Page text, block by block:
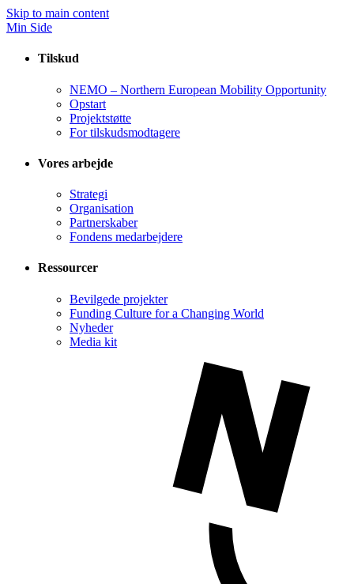
Skip to main content
Min Side
Tilskud
NEMO – Northern European Mobility Opportunity
Opstart
Projektstøtte
For tilskudsmodtagere
Vores arbejde
Strategi
Organisation
Partnerskaber
Fondens medarbejdere
Ressourcer
Bevilgede projekter
Funding Culture for a Changing World
Nyheder
Media kit